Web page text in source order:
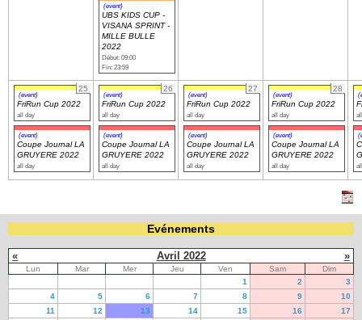
(event)
UBS KIDS CUP -
VISANA SPRINT -
MILLE BULLE
2022
Début: 09:00
Fin: 23:59
25
(event)
FriRun Cup 2022
all day
(event)
Coupe Journal LA
GRUYERE 2022
all day
26
(event)
FriRun Cup 2022
all day
(event)
Coupe Journal LA
GRUYERE 2022
all day
27
(event)
FriRun Cup 2022
all day
(event)
Coupe Journal LA
GRUYERE 2022
all day
28
(event)
FriRun Cup 2022
all day
(event)
Coupe Journal LA
GRUYERE 2022
all day
Evénements
« Avril 2022 »
Lun Mar Mer Jeu Ven Sam
Dim
1
2
3
4
5 6 7 8 9
10
11
12 13 14 15 16
17